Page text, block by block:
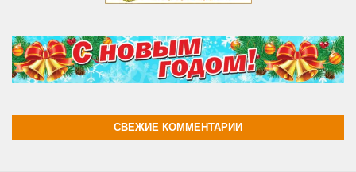
СВЕЖИЕ КОММЕНТАРИИ